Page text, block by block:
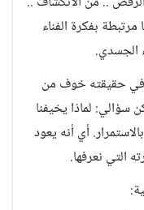
بفكرة الفناء
الجسدي.
في حقيقته خوف من
سؤالي: لماذا يخيفنا
أي أنه يعود
التي نعرفها.